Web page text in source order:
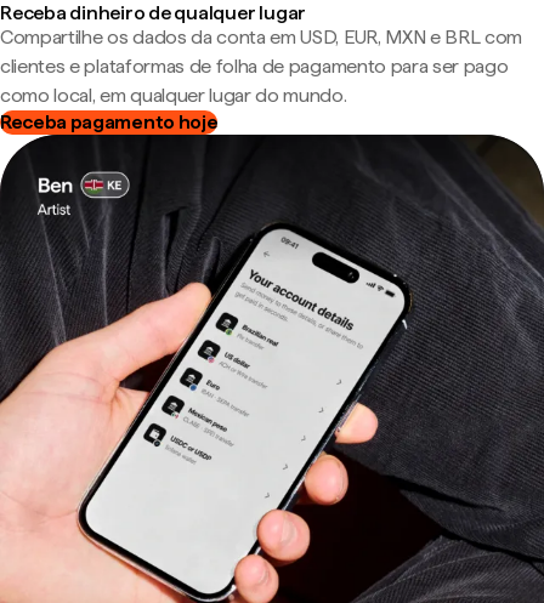
Receba dinheiro de qualquer lugar
Compartilhe os dados da conta em USD, EUR, MXN e BRL com
clientes e plataformas de folha de pagamento para ser pago
como local, em qualquer lugar do mundo.
Receba pagamento hoje